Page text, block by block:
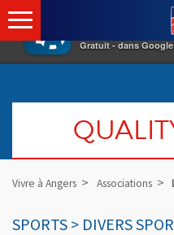
×
Gratuit - dans
Vivre à Angers Associations
SPORTS > DIVERS